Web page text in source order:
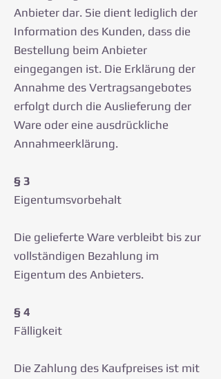
Anbieter dar. Sie dient lediglich der
Information des Kunden, dass die
Bestellung beim Anbieter
eingegangen ist. Die Erklärung der
Annahme des Vertragsangebotes
erfolgt durch die Auslieferung der
Ware oder eine ausdrückliche
Annahmeerklärung.
§ 3
Eigentumsvorbehalt
Die gelieferte Ware verbleibt bis zur
vollständigen Bezahlung im
Eigentum des Anbieters.
§ 4
Fälligkeit
Die Zahlung des Kaufpreises ist mit